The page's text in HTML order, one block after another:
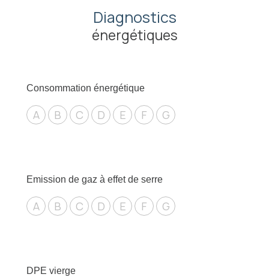
Diagnostics
énergétiques
Consommation énergétique
A B C D E F G
Emission de gaz à effet de serre
A B C D E F G
DPE vierge